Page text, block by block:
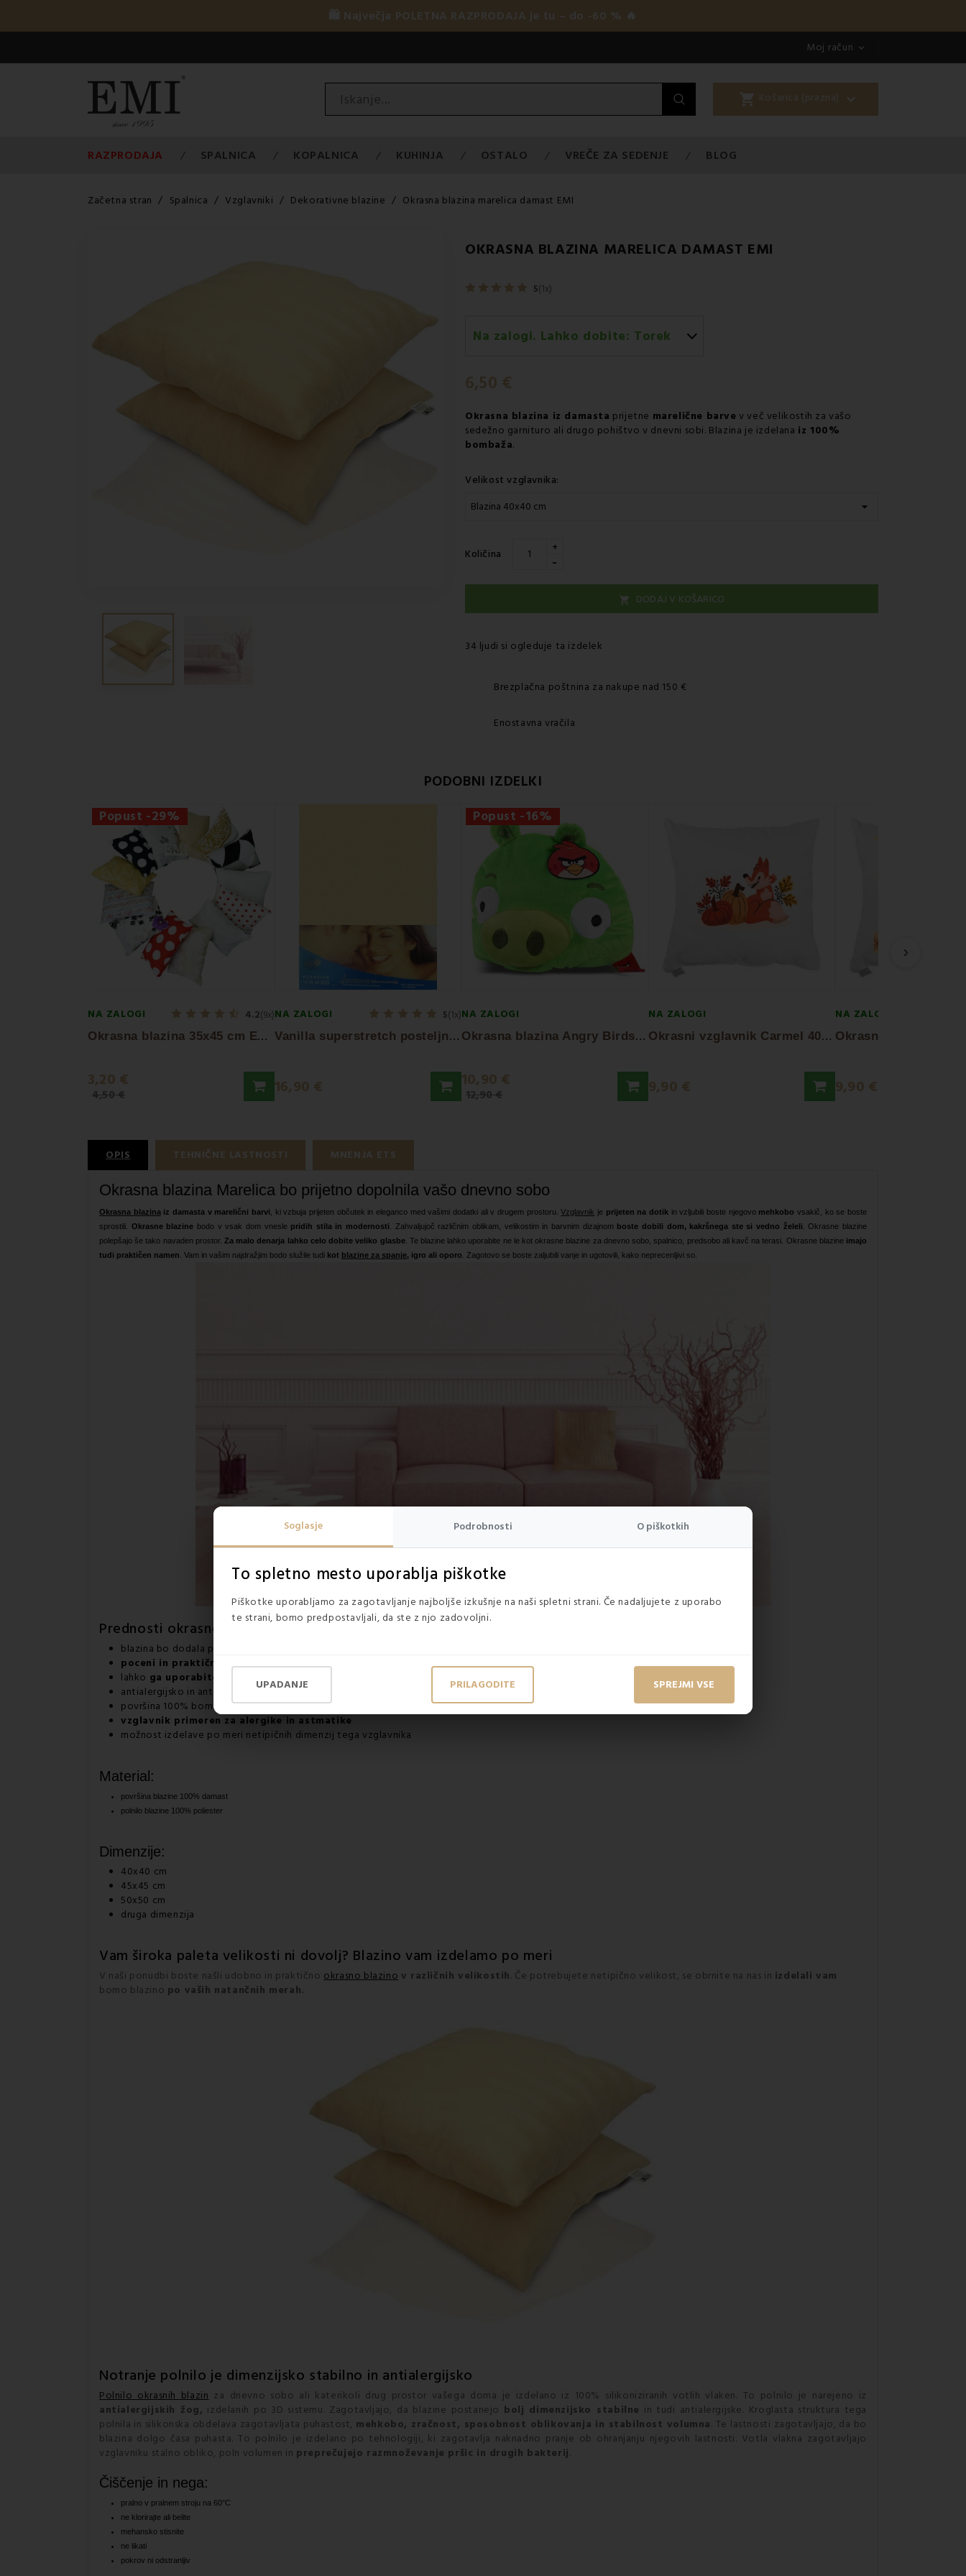
Soglasje Podrobnosti O piškotkih
To spletno mesto uporablja piškotke
Piškotke uporabljamo za zagotavljanje najboljše izkušnje na naši spletni strani. Če nadaljujete z uporabo
te strani, bomo predpostavljali, da ste z njo zadovoljni.
UPADANJE PRILAGODITE SPREJMI VSE
🛍️ Največja POLETNA RAZPRODAJA je tu – do -60 % 🔥
Moj račun 
shopping_cart Košarica (prazna) 
RAZPRODAJA SPALNICA KOPALNICA KUHINJA OSTALO VREČE ZA SEDENJE BLOG
Začetna stran Spalnica Vzglavniki Dekorativne blazine Okrasna blazina marelica damast EMI
OKRASNA BLAZINA MARELICA DAMAST EMI
5(1x)
Na zalogi. Lahko dobite: Torek
6,50 €
Okrasna blazina iz damasta prijetne marelične barve v več velikostih za vašo
sedežno garnituro ali drugo pohištvo v dnevni sobi. Blazina je izdelana iz 100%
bombaža.
Velikost vzglavnika:
Količina +
-
 DODAJ V KOŠARICO
34 ljudi si ogleduje ta izdelek
Brezplačna poštnina za nakupe nad 150 €
Enostavna vračila
PODOBNI IZDELKI
Popust -29%
NA ZALOGI 4.2(9x)
O
krasna blazina 35x45 cm EMI mix
3,20 €
4,50 €
NA ZALOGI 5(1x)
V
anilla superstretch posteljnina
16,90 €
Popust -16%
NA ZALOGI
O
krasna blazina Angry Birds zelena
10,90 €
12,90 €
NA ZALOGI
O
krasni vzglavnik Carmel 40x40 cm EMI
9,90 €
NA ZALOGI
9,90 €
›
OPIS TEHNIČNE LASTNOSTI MNENJA ETS
Okrasna blazina Marelica bo prijetno dopolnila vašo dnevno sobo
Okrasna blazina iz damasta v marelični barvi , ki vzbuja prijeten občutek in eleganco med vašimi dodatki ali v drugem prostoru.Vzglavnik je prijeten na dotik in vzljubili boste njegovo mehkobo vsakič, ko se boste
sprostili. Okrasne blazine bodo v vsak dom vnesle pridih stila in modernosti . Zahvaljujoč različnim oblikam, velikostim in barvnim dizajnom boste dobili dom, kakršnega ste si vedno želeli . Okrasne blazine
polepšajo še tako navaden prostor. Za malo denarja lahko celo dobite veliko glasbe. Te blazine lahko uporabite ne le kot okrasne blazine za dnevno sobo, spalnico, predsobo ali kavč na terasi. Okrasne blazine imajo
tudi praktičen namen . Vam in vašim najdražjim bodo služile tudi kot blazine za spanje, igro ali oporo . Zagotovo se boste zaljubili vanje in ugotovili, kako neprecenljivi so.
Prednosti okrasne blazine:
blazina bo dodala pečat vsakemu prostoru
poceni in praktična alternativa dodatkom za dom
lahko ga uporabite tudi kot vzglavnik za spanje
ali igro za otroke
antialergijsko in antibakterijsko
površina 100% bombaž deluxe
vzglavnik primeren za alergike in astmatike
možnost izdelave po meri netipičnih dimenzij tega vzglavnika
Material:
površina blazine 100% damast
polnilo blazine 100% poliester
Dimenzije:
40x40 cm
45x45 cm
50x50 cm
druga dimenzija
Vam široka paleta velikosti ni dovolj? Blazino vam izdelamo po meri
V naši ponudbi boste našli udobno in praktičnookrasno blazino v različnih velikostih. Če potrebujete netipično velikost, se obrnite na nas in izdelali vam
bomo blazino po vaših natančnih merah.
Notranje polnilo je dimenzijsko stabilno in antialergijsko
Polnilo okrasnih blazinza dnevno sobo ali katerikoli drug prostor vašega doma je izdelano iz 100% silikoniziranih votlih vlaken. To polnilo je narejeno iz
antialergijskih žog, izdelanih po 3D sistemu. Zagotavljajo, da blazine postanejo bolj dimenzijsko stabilne in tudi antialergijske. Kroglasta struktura tega
polnila in silikonska obdelava zagotavljata puhastost, mehkobo, zračnost, sposobnost oblikovanja in stabilnost volumna. Te lastnosti zagotavljajo, da bo
blazina dolgo časa puhasta. To polnilo je izdelano po tehnologiji, ki zagotavlja naknadno pranje ob ohranjanju njegovih lastnosti. Votla vlakna zagotavljajo
vzglavniku stalno obliko, poln volumen in preprečujejo razmnoževanje pršic in drugih bakterij.
Čiščenje in nega:
pralno v pralnem stroju na 60°C
ne klorirajte ali belite
mehansko stisnite
ne likati
pokrov ni odstranljiv